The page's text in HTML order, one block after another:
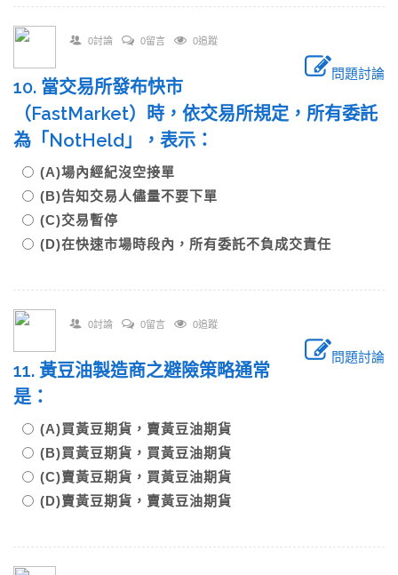
0討論 0留言 0追蹤
問題討論
10. 當交易所發布快市
（FastMarket）時，依交易所規定，所有委託
為「NotHeld」，表示：
(A)場內經紀沒空接單
(B)告知交易人儘量不要下單
(C)交易暫停
(D)在快速市場時段內，所有委託不負成交責任
0討論 0留言 0追蹤
問題討論
11. 黃豆油製造商之避險策略通常
是：
(A)買黃豆期貨，賣黃豆油期貨
(B)買黃豆期貨，買黃豆油期貨
(C)賣黃豆期貨，買黃豆油期貨
(D)賣黃豆期貨，賣黃豆油期貨